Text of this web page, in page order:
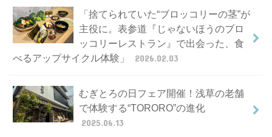
「捨てられていた“ブロッコリーの茎”が
主役に。表参道『じゃないほうのブロ
ッコリーレストラン』で出会った、食
べるアップサイクル体験」
2026.02.03
むぎとろの日フェア開催！浅草の老舗
で体験する“TORORO”の進化
2025.06.13